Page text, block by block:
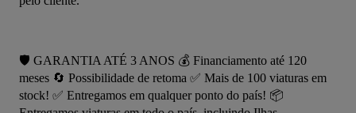
🛡️ GARANTIA ATÉ 3 ANOS 💰 Financiamento até 120
meses 🔄 Possibilidade de retoma ✅ Mais de 100 viaturas em
stock! ✅ Entregamos em qualquer ponto do país! 📦